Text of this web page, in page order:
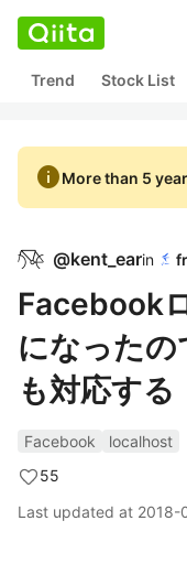
Trend Stock List
infoMore than 5
@kent_earin
Facebook
になった
も対応する
Facebook
localhost
55
Last updated at 2018-